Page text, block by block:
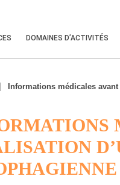
DOMAINES D’ACTIVITÉS
Informations médicales